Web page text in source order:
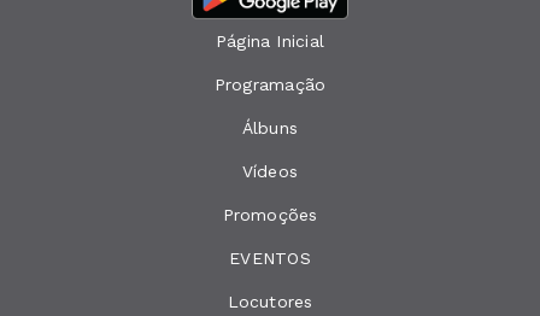
Página Inicial
Programação
Álbuns
Vídeos
Promoções
EVENTOS
Locutores